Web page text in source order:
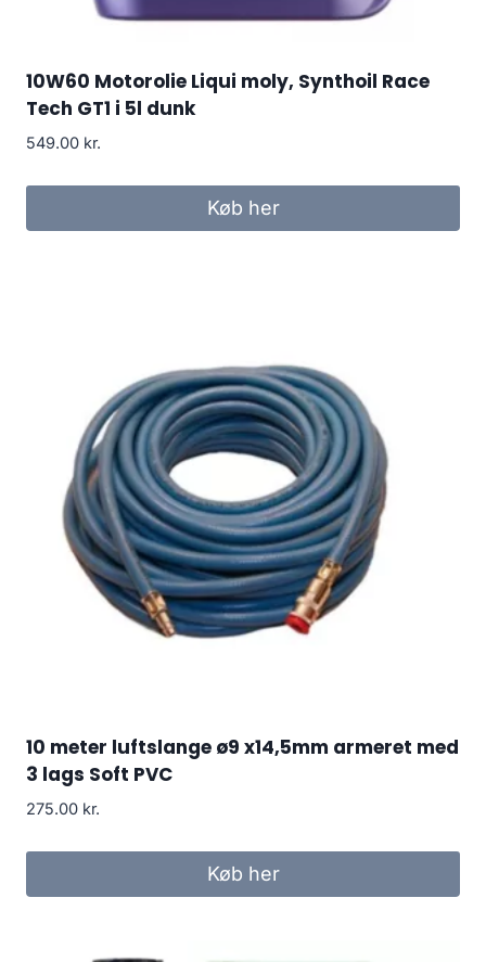
10W60 Motorolie Liqui moly, Synthoil Race
Tech GT1 i 5l dunk
549.00 kr.
Køb her
10 meter luftslange ø9 x14,5mm armeret med
3 lags Soft PVC
275.00 kr.
Køb her